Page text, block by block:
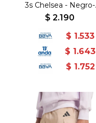
3s Chelsea - Negro-
Blanco
$ 2.190
$ 1.533
$ 1.643
$ 1.752